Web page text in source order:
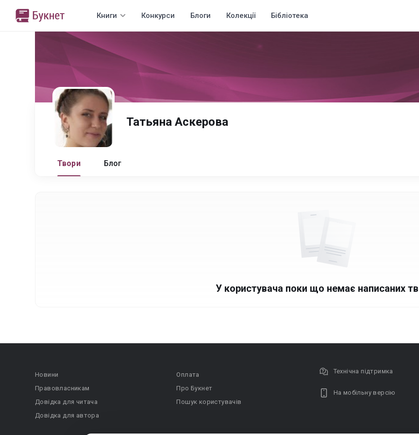
Книги Конкурси Блоги Колекції Бібліотека
Татьяна Аскерова
Твори Блог
У користувача поки що немає написаних
Новини
Правовласникам
Довідка для читача
Довідка для автора
Оплата
Про Букнет
Пошук користувачів
Технічна підтримка
На мобільну версію